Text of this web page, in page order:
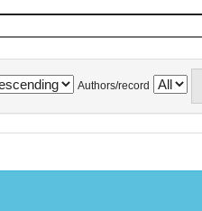
Authors/record